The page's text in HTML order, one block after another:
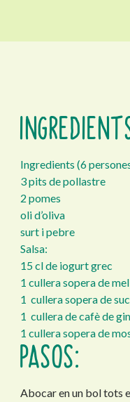
Ingredients (6
3 pits de pollastre
2 pomes
oli d’oliva
surt i pebre
Salsa:
15 cl de iogurt grec
1 cullera sopera de
1 cullera sopera de
1 cullera de cafè de
1 cullera sopera de
PASOS:
Abocar en un bol tots